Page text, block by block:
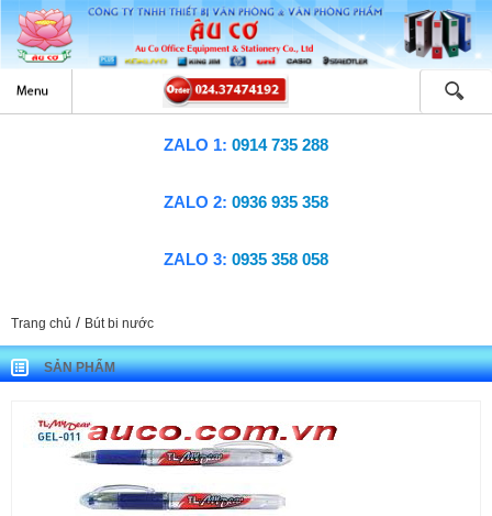
ZALO 1: 0914 735 288
ZALO 2: 0936 935 358
ZALO 3: 0935 358 058
Trang chủ / Bút bi nước
SẢN PHẨM